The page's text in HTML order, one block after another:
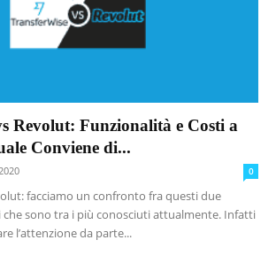
Revolut: Funzionalità e Costi a
Conviene di...
0
facciamo un confronto fra questi due
sono tra i più conosciuti attualmente. Infatti
l’attenzione da parte...